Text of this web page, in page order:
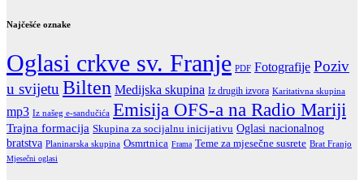
Najčešće oznake
Oglasi crkve sv. Franje PDF Fotografije Poziv
u svijetu Bilten Medijska skupina Iz drugih izvora Karitativna skupina
mp3 Iz našeg e-sandučića Emisija OFS-a na Radio Mariji
Trajna formacija Skupina za socijalnu inicijativu Oglasi nacionalnog
bratstva Planinarska skupina Osmrtnica Frama Teme za mjesečne susrete Brat Franjo
Mjesečni oglasi